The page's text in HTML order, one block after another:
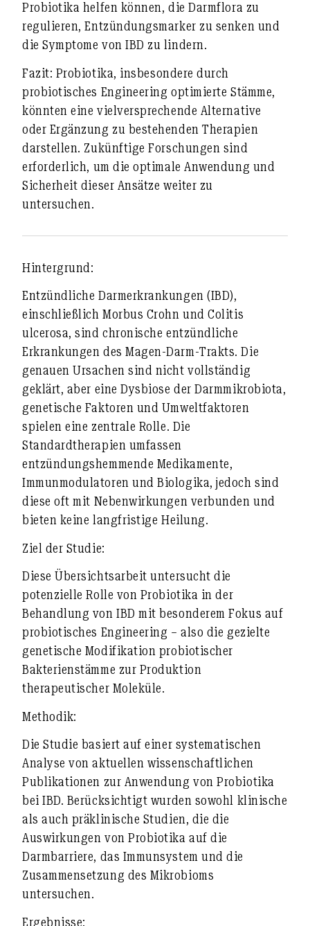
Probiotika helfen können, die Darmflora zu
regulieren, Entzündungsmarker zu senken und
die Symptome von IBD zu lindern.
Fazit: Probiotika, insbesondere durch
probiotisches Engineering optimierte Stämme,
könnten eine vielversprechende Alternative
oder Ergänzung zu bestehenden Therapien
darstellen. Zukünftige Forschungen sind
erforderlich, um die optimale Anwendung und
Sicherheit dieser Ansätze weiter zu
untersuchen.
Hintergrund:
Entzündliche Darmerkrankungen (IBD),
einschließlich Morbus Crohn und Colitis
ulcerosa, sind chronische entzündliche
Erkrankungen des Magen-Darm-Trakts. Die
genauen Ursachen sind nicht vollständig
geklärt, aber eine Dysbiose der Darmmikrobiota,
genetische Faktoren und Umweltfaktoren
spielen eine zentrale Rolle. Die
Standardtherapien umfassen
entzündungshemmende Medikamente,
Immunmodulatoren und Biologika, jedoch sind
diese oft mit Nebenwirkungen verbunden und
bieten keine langfristige Heilung.
Ziel der Studie:
Diese Übersichtsarbeit untersucht die
potenzielle Rolle von Probiotika in der
Behandlung von IBD mit besonderem Fokus auf
probiotisches Engineering – also die gezielte
genetische Modifikation probiotischer
Bakterienstämme zur Produktion
therapeutischer Moleküle.
Methodik:
Die Studie basiert auf einer systematischen
Analyse von aktuellen wissenschaftlichen
Publikationen zur Anwendung von Probiotika
bei IBD. Berücksichtigt wurden sowohl klinische
als auch präklinische Studien, die die
Auswirkungen von Probiotika auf die
Darmbarriere, das Immunsystem und die
Zusammensetzung des Mikrobioms
untersuchen.
Ergebnisse: